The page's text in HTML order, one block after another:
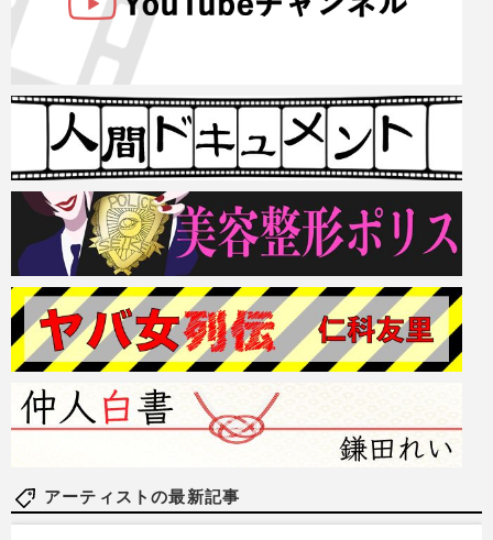
アーティストの最新記事